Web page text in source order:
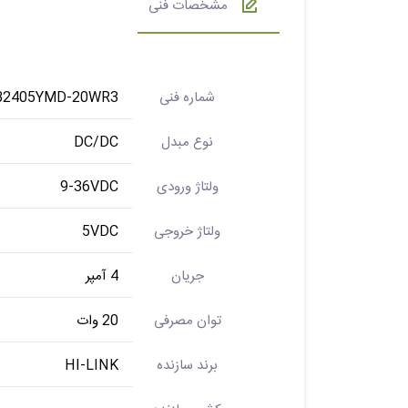
مشخصات فنی
شماره فنی
20WR3
نوع مبدل
DC/DC
ولتاژ ورودی
9-36VDC
ولتاژ خروجی
5VDC
جریان
4 آمپر
توان مصرفی
20 وات
برند سازنده
HI-LINK